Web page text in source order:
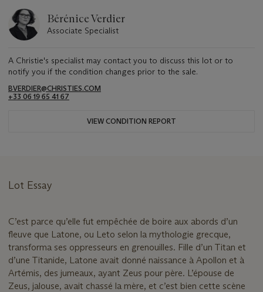
Bérénice Verdier
Associate Specialist
A Christie's specialist may contact you to discuss this lot or to
notify you if the condition changes prior to the sale.
BVERDIER@CHRISTIES.COM
+33 06 19 65 41 67
VIEW CONDITION REPORT
Lot Essay
C’est parce qu’elle fut empêchée de boire aux abords d’un
fleuve que Latone, ou Leto selon la mythologie grecque,
transforma ses oppresseurs en grenouilles. Fille d’un Titan et
d’une Titanide, Latone avait donné naissance à Apollon et à
Artémis, des jumeaux, ayant Zeus pour père. L’épouse de
Zeus, jalouse, avait chassé la mère, et c’est bien cette scène